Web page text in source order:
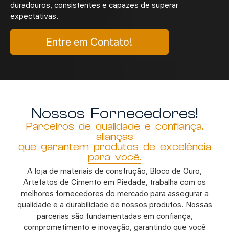
duradouros, consistentes e capazes de superar
expectativas.
Entre em Contato!
Nossos Fornecedores!
Parceiros de qualidade e confiança.
alianças
que garantem produtos de excelência
para você.
A loja de materiais de construção, Bloco de Ouro,
Artefatos de Cimento em Piedade, trabalha com os
melhores fornecedores do mercado para assegurar a
qualidade e a durabilidade de nossos produtos. Nossas
parcerias são fundamentadas em confiança,
comprometimento e inovação, garantindo que você